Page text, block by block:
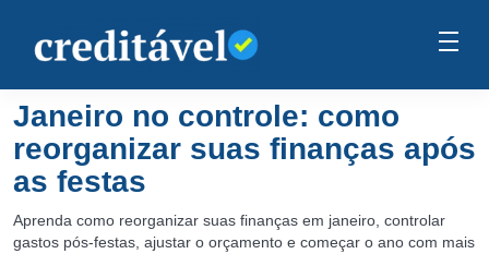
Janeiro no controle: como
reorganizar suas finanças após
as festas
Aprenda como reorganizar suas finanças em janeiro, controlar
gastos pós-festas, ajustar o orçamento e começar o ano com mais